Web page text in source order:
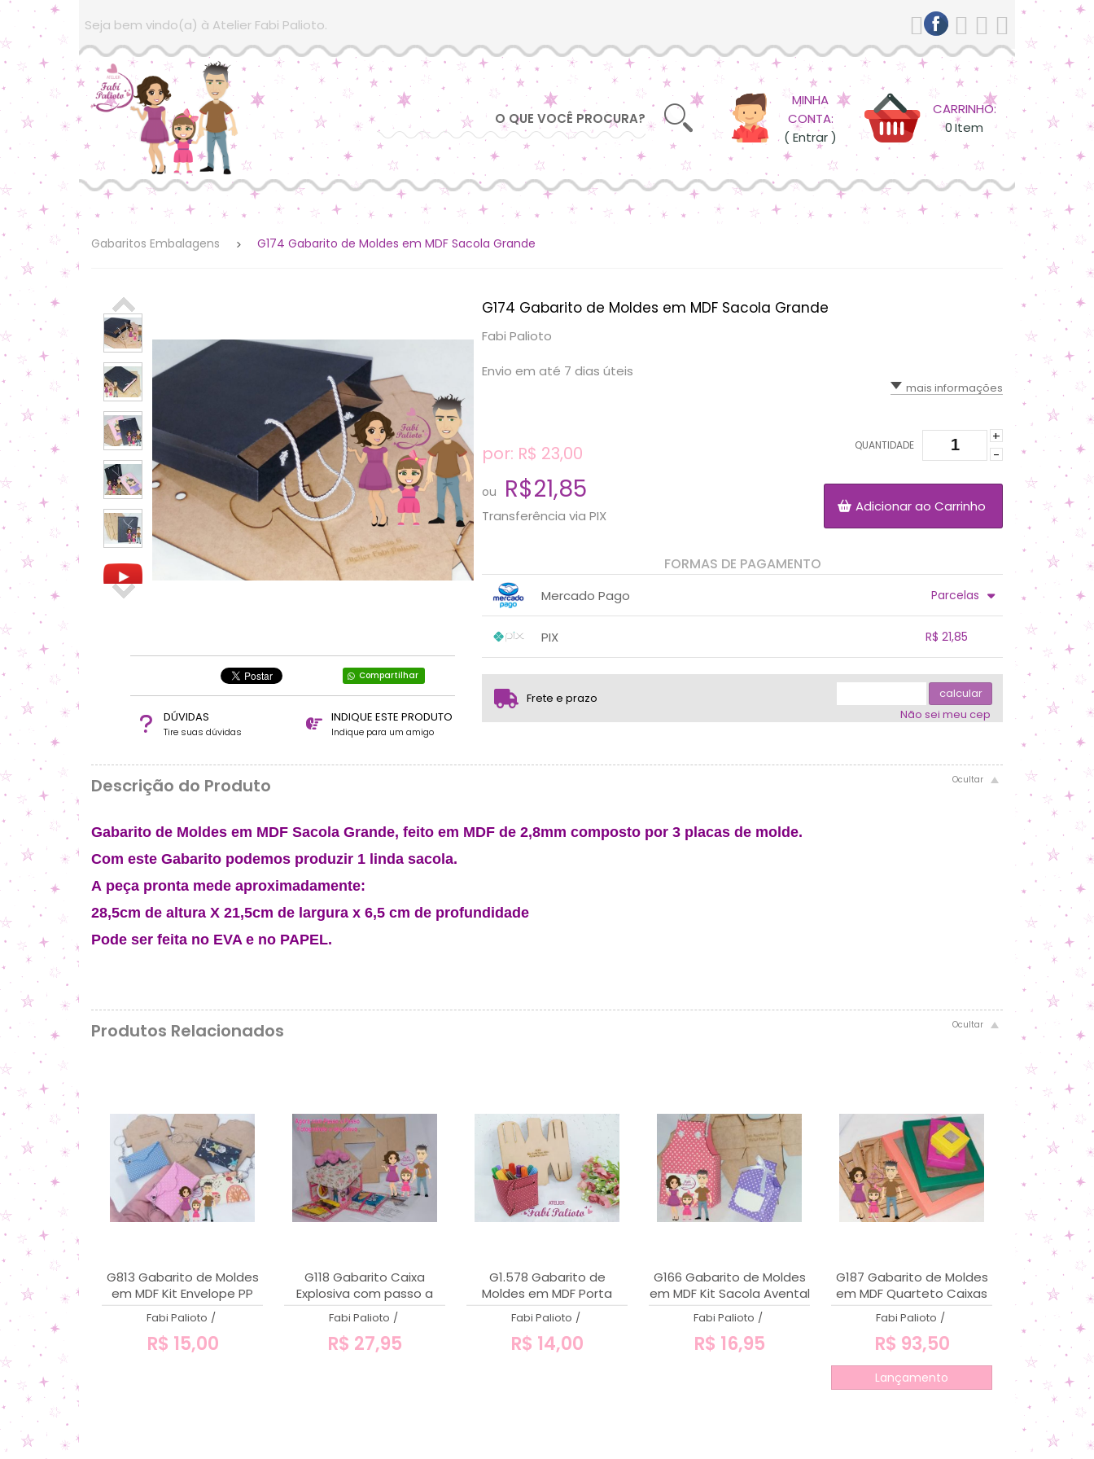
Seja bem vindo(a) à Atelier Fabi Palioto.
MINHA
CONTA:
( Entrar )
CARRINHO:
0Item
Gabaritos Embalagens G174 Gabarito de Moldes em MDF Sacola Grande
Compartilhar
DÚVIDAS
Tire suas dúvidas
INDIQUE ESTE PRODUTO
Indique para um amigo
G174 Gabarito de Moldes em MDF Sacola Grande
Fabi Palioto
Envio em até 7 dias úteis
mais informações
por: R$ 23,00
ou R$21,85
Transferência via PIX
QUANTIDADE
+
-
Adicionar ao Carrinho
FORMAS DE PAGAMENTO
Mercado Pago
Parcelas
PIX
R$ 21,85
... ....
Frete e prazo
calcular
Não sei meu cep
Descrição do Produto
Gabarito de Moldes em MDF Sacola Grande, feito em MDF de 2,8mm composto por 3 placas de molde.
Com este Gabarito podemos produzir 1 linda sacola.
A peça pronta mede aproximadamente:
28,5cm de altura X 21,5cm de largura x 6,5 cm de profundidade
Pode ser feita no EVA e no PAPEL.
Produtos Relacionados
G813 Gabarito de Moldes
em MDF Kit Envelope PP
Fabi Palioto /
R$ 15,00
G118 Gabarito Caixa
Explosiva com passo a
passo
Fabi Palioto /
R$ 27,95
G1.578 Gabarito de
Moldes em MDF Porta
Treco Médio
Fabi Palioto /
R$ 14,00
G166 Gabarito de Moldes
em MDF Kit Sacola Avental
P e G
Fabi Palioto /
R$ 16,95
G187 Gabarito de Moldes
em MDF Quarteto Caixas
7, 15, 24 e 30 cm
Fabi Palioto /
R$ 93,50
Lançamento